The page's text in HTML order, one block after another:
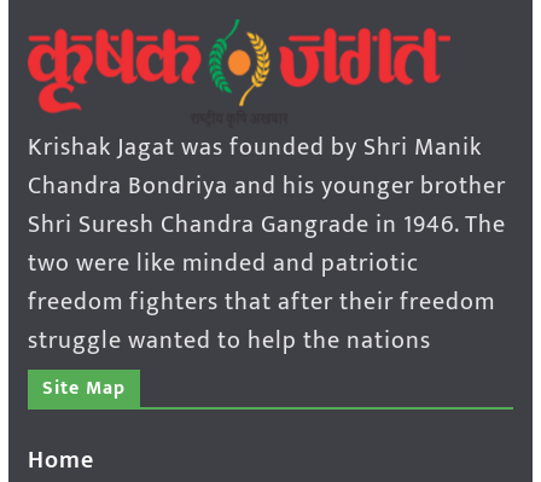
Krishak Jagat was founded by Shri Manik
Chandra Bondriya and his younger brother
Shri Suresh Chandra Gangrade in 1946. The
two were like minded and patriotic
freedom fighters that after their freedom
struggle wanted to help the nations
Site Map
Home